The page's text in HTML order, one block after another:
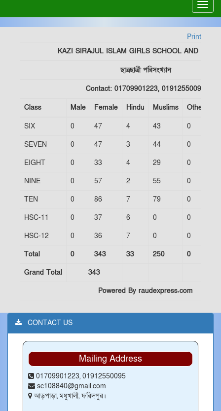
Print
KAZI SIRAJUL ISLAM GIRLS SCHOOL AND
ছাত্রছাত্রী পরিসংখ্যান
Contact: 01709901223, 01912550095
Class
Male Female Hindu Muslims Others
SIX
0 47 4 43 0
SEVEN
0 47 3 44 0
EIGHT
0 33 4 29 0
NINE
0 57 2 55 0
TEN
0 86 7 79 0
HSC-11
0 37 6 0 0
HSC-12
0 36 7 0 0
Total
0 343 33 250 0
Grand Total
343
Powered By raudexpress.com
CONTACT US
Mailing Address
01709901223, 01912550095
sc108840@gmail.com
আড়পাড়া, মধুখালী, ফরিদপুর।